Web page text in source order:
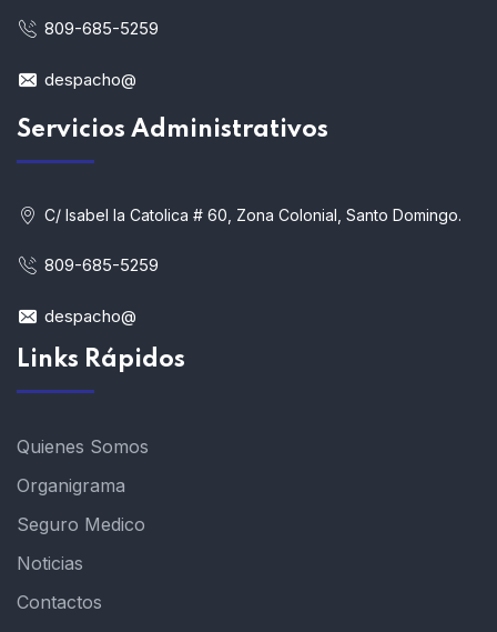
809-685-5259
despacho@
Servicios Administrativos
C/ Isabel la Catolica # 60, Zona Colonial, Santo Domingo.
809-685-5259
despacho@
Links Rápidos
Quienes Somos
Organigrama
Seguro Medico
Noticias
Contactos